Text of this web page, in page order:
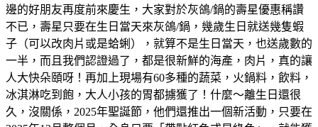
邊的好朋友再度前來慶生，大家對於灰鴿/鍋的壽星優惠稱讚
不已，壽星只要在生日當天來灰鴿/鍋，幾歲生日就送幾隻蝦
子（可以改肉片或是蛤蜊），就算不是生日當天，也送歲數的
一半，而且我們認證過了，都是很新鮮的海產，肉片，真的讓
人大快朵頤呀！再加上現場有60多種的蔬菜，火鍋料，飲料，
冰淇淋吃到飽，大人小孩的胃都擄獲了！什麼～離生日還很
久，沒關係，2025年聖誕節，他們還推出一個新活動，只要在